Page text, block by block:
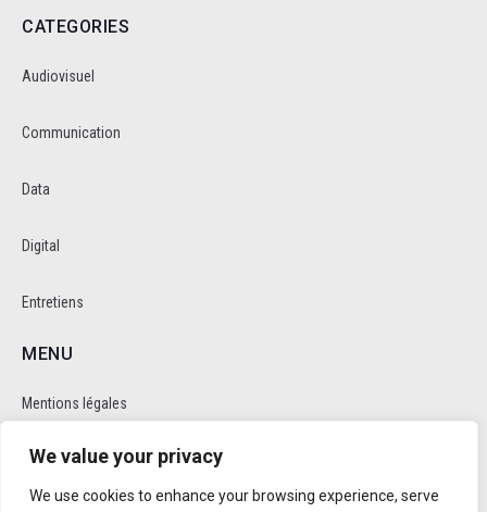
We value your privacy
We use cookies to enhance your browsing experience, serve
CATEGORIES
Audiovisuel
Communication
Data
Digital
Entretiens
MENU
Mentions légales
Politique de cookie et de confidentalité